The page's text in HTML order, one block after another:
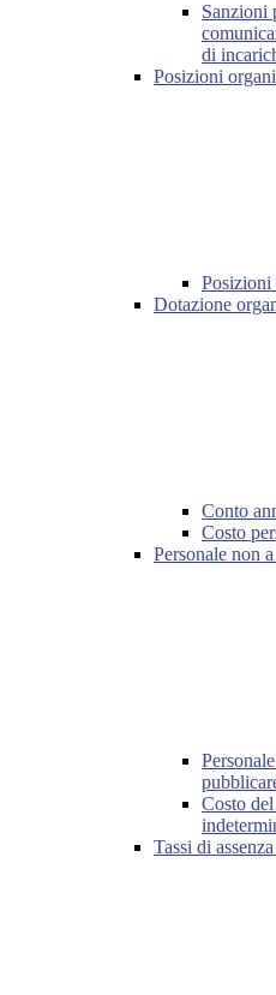
Sanzioni
di
Posizioni
Posizioni
Dotazione
Conto
Costo
Personale non
Costo
Tassi di assenza